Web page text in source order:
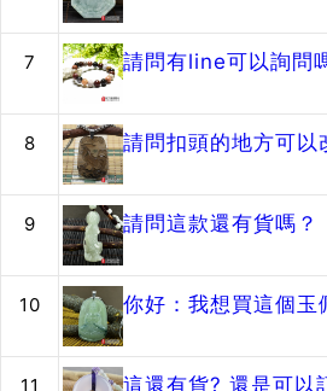
7 請問有line可以詢問
8 請問扣頭的地方可
9 請問這款還有貨嗎？
10 你好：我想買這個玉
11 這還有貨? 還是可以